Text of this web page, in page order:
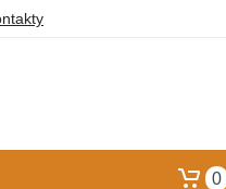
0